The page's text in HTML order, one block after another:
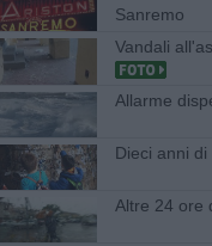
Sanremo
Vandali
Allarme
Dieci anni
Altre 24 ore